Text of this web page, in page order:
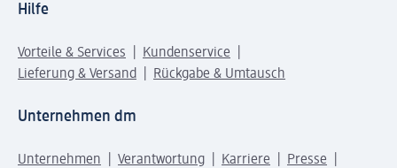
Hilfe
Vorteile & Services
Kundenservice
Lieferung & Versand
Rückgabe & Umtausch
Unternehmen dm
Unternehmen Verantwortung Karriere
Presse